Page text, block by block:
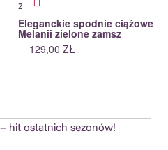
Eleganckie spodnie ciążowe
Melanii zielone zamsz
129,00 ZŁ
hit ostatnich sezonów!